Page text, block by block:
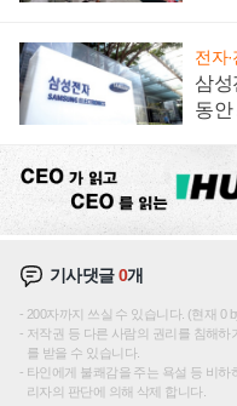
전자
삼성
동안
기사댓글0개
200자까지 쓰실 수 있습니다. (현재 0
저작권 등 다른 사람의 권리를 침해
를 받을 수 있습니다.
타인에게 불쾌감을 주는 욕설 등 비
리자의 판단에 의해 삭제 합니다.